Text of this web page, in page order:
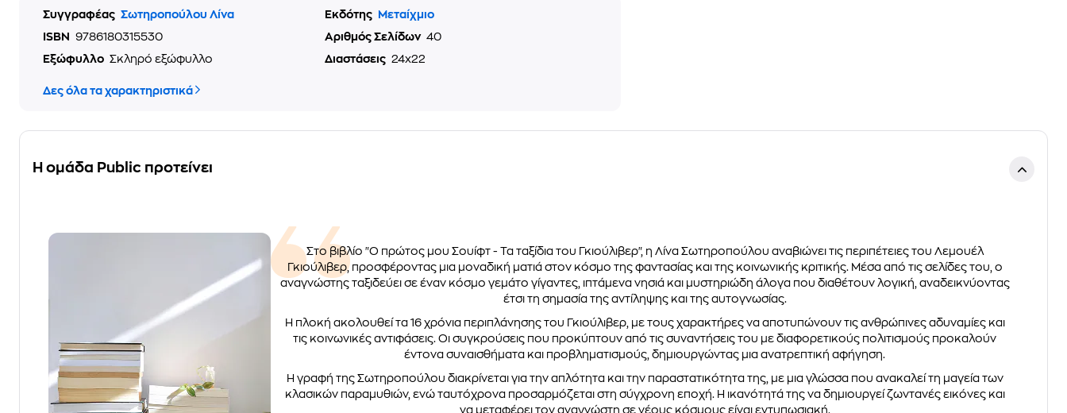
Συγγραφέας Σωτηροπούλου Λίνα Εκδότης
Μεταίχμιο
ISBN
9786180315530 Αριθμός Σελίδων 40
Εξώφυλλο Σκληρό εξώφυλλο Διαστάσεις 24x22
Δες όλα τα χαρακτηριστικά
Η ομάδα Public προτείνει
Στο βιβλίο "Ο πρώτος μου Σουίφτ - Τα ταξίδια του Γκιούλιβερ", η Λίνα Σωτηροπούλου αναβιώνει τις περιπέτειες του Λεμουέλ
Γκιούλιβερ, προσφέροντας μια μοναδική ματιά στον κόσμο της φαντασίας και της κοινωνικής κριτικής. Μέσα από τις σελίδες του, ο
αναγνώστης ταξιδεύει σε έναν κόσμο γεμάτο γίγαντες, ιπτάμενα νησιά και μυστηριώδη άλογα που διαθέτουν λογική, αναδεικνύοντας
έτσι τη σημασία της αντίληψης και της αυτογνωσίας.
Η πλοκή ακολουθεί τα 16 χρόνια περιπλάνησης του Γκιούλιβερ, με τους χαρακτήρες να αποτυπώνουν τις ανθρώπινες αδυναμίες και
τις κοινωνικές αντιφάσεις. Οι συγκρούσεις που προκύπτουν από τις συναντήσεις του με διαφορετικούς πολιτισμούς προκαλούν
έντονα συναισθήματα και προβληματισμούς, δημιουργώντας μια ανατρεπτική αφήγηση.
Η γραφή της Σωτηροπούλου διακρίνεται για την απλότητα και την παραστατικότητα της, με μια γλώσσα που ανακαλεί τη μαγεία των
κλασικών παραμυθιών, ενώ ταυτόχρονα προσαρμόζεται στη σύγχρονη εποχή. Η ικανότητά της να δημιουργεί ζωντανές εικόνες και
να μεταφέρει τον αναγνώστη σε νέους κόσμους είναι εντυπωσιακή.